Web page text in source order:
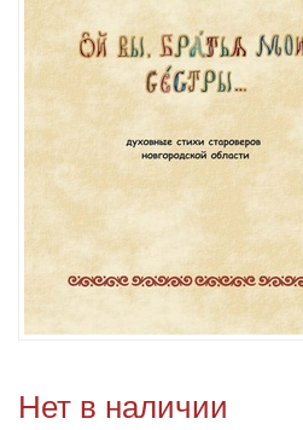
Нет в наличии